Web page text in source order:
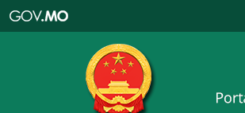
特
政
區
政